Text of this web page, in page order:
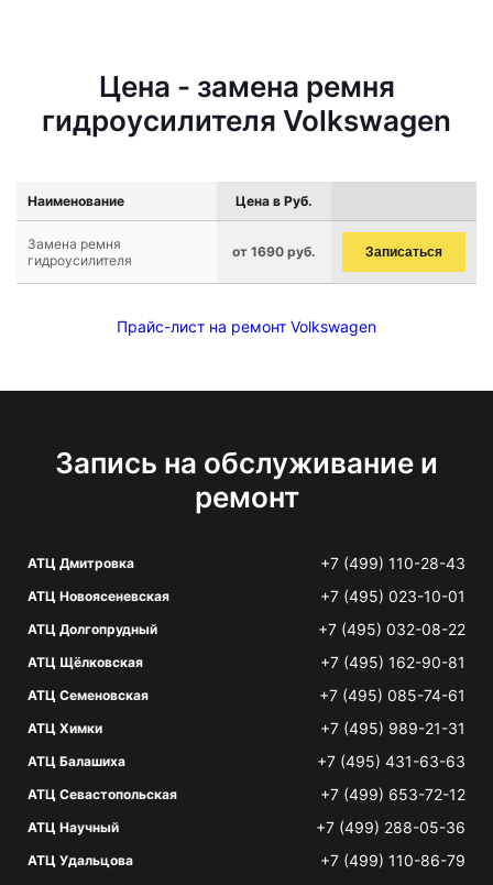
Цена - замена ремня
гидроусилителя Volkswagen
Наименование Цена в Руб.
Замена ремня
гидроусилителя
от 1690 руб. Записаться
Прайс-лист на ремонт Volkswagen
Запись на обслуживание и
ремонт
АТЦ Дмитровка +7 (499) 110-28-43
АТЦ Новоясеневская +7 (495) 023-10-01
АТЦ Долгопрудный +7 (495) 032-08-22
АТЦ Щёлковская +7 (495) 162-90-81
АТЦ Семеновская +7 (495) 085-74-61
АТЦ Химки +7 (495) 989-21-31
АТЦ Балашиха +7 (495) 431-63-63
АТЦ Севастопольская +7 (499) 653-72-12
АТЦ Научный +7 (499) 288-05-36
АТЦ Удальцова +7 (499) 110-86-79